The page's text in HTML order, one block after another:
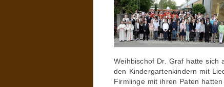
Weihbischof Dr. Graf hatte sich
den Kindergartenkindern mit
Firmlinge mit ihren Paten